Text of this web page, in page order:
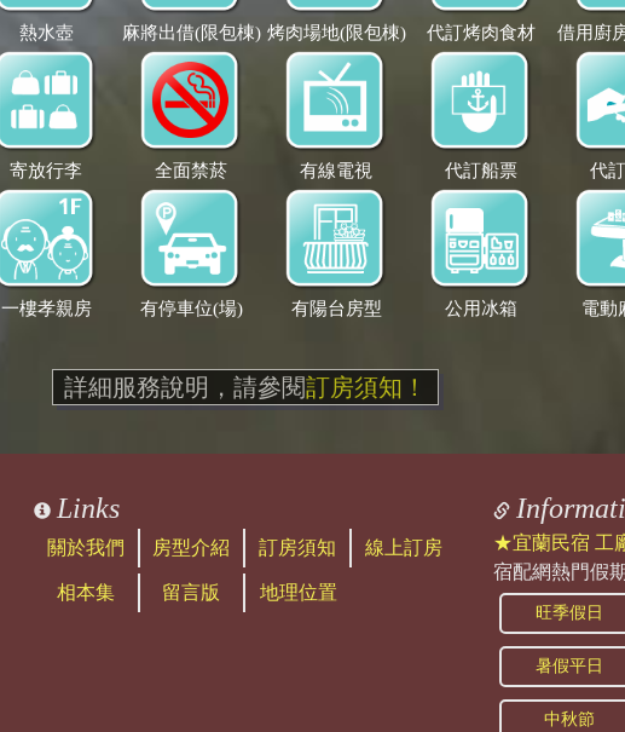
熱水壺 麻將出借(限包棟) 烤肉場地(限包棟) 代訂烤肉食材 借用廚
寄放行李 全面禁菸 有線電視 代訂船票 代
一樓孝親房 有停車位(場) 有陽台房型 公用冰箱 電動
詳細服務說明，請參閱訂房須知！
Links
關於我們 房型介紹 訂房須知 線上訂房
相本集 留言版 地理位置
★宜蘭民宿 工
宿配網熱門假
旺季假日
暑假平日
中秋節